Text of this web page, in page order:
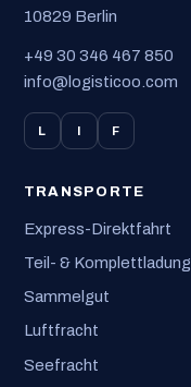
10829 Berlin
+49 30 346 467 850
info@logisticoo.com
L I F
TRANSPORTE
Express-Direktfahrt
Teil- & Komplettladung
Sammelgut
Luftfracht
Seefracht